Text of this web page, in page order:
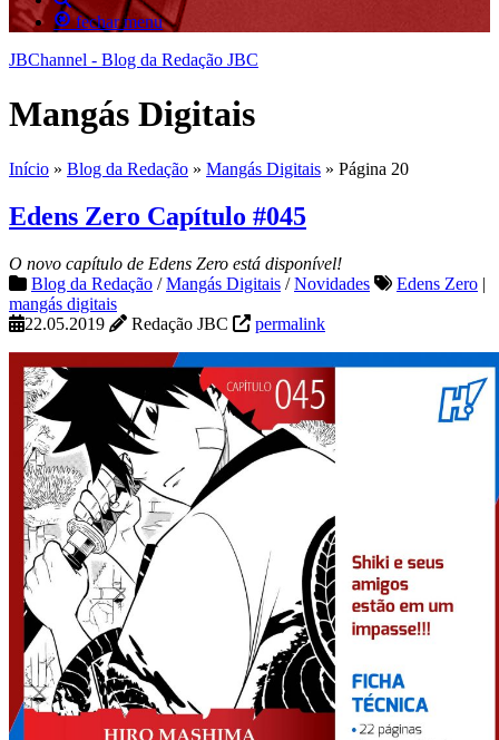
fechar menu
JBChannel - Blog da Redação JBC
Mangás Digitais
Início » Blog da Redação » Mangás Digitais » Página 20
Edens Zero Capítulo #045
O novo capítulo de Edens Zero está disponível!
Blog da Redação /Mangás Digitais /Novidades Edens Zero |
mangás digitais
22.05.2019
Redação JBC permalink